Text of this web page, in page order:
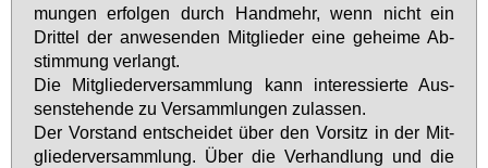
mun­gen er­fol­gen durch Hand­mehr, wenn nicht ein
Drit­tel der an­we­sen­den Mit­glie­der ei­ne ge­hei­me Ab­
stim­mung ver­langt.
Die Mit­glie­der­ver­samm­lung kann in­ter­es­sier­te Aus­
sen­ste­hen­de zu Ver­samm­lun­gen zu­las­sen.
Der Vor­stand ent­schei­det über den Vor­sitz in der Mit­
glie­der­ver­samm­lung. Über die Ver­hand­lung und die